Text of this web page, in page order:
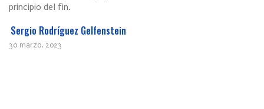
principio del fin.
Sergio Rodríguez Gelfenstein
30 marzo, 2023